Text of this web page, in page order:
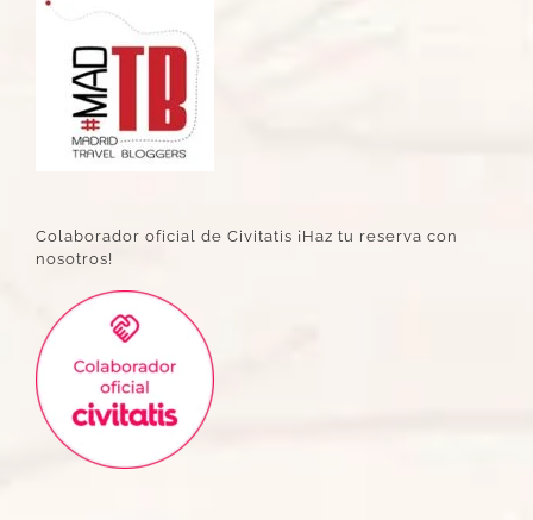
Colaborador oficial de Civitatis ¡Haz tu reserva con
nosotros!